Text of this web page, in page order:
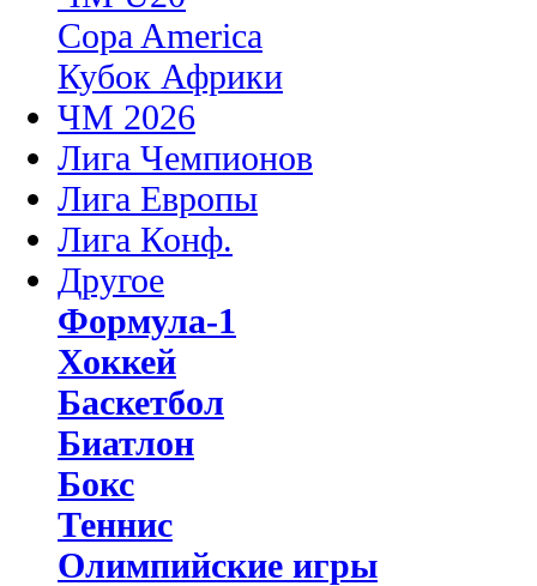
Copa America
Кубок Африки
ЧМ 2026
Лига Чемпионов
Лига Европы
Лига Конф.
Другое
Формула-1
Хоккей
Баскетбол
Биатлон
Бокс
Теннис
Олимпийские игры